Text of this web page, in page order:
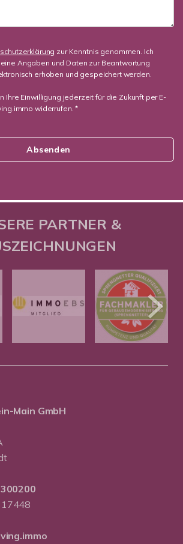
zur Kenntnis genommen. Ich
Angaben und Daten zur Beantwortung
erhoben und gespeichert werden.
Ihre Einwilligung jederzeit für die Zukunft per E-
widerrufen. *
Absenden
PARTNER &
Main GmbH